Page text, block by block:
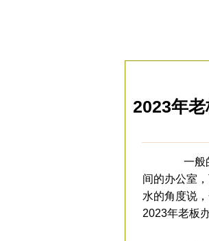
2023年
一般的
间的办公室
水的角度说
2023年老板